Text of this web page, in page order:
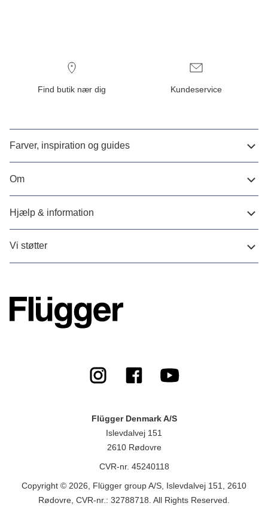
Find butik nær dig Kundeservice
Farver, inspiration og guides
Om
Hjælp & information
Vi støtter
Flügger Denmark A/S
Islevdalvej 151
2610 Rødovre
CVR-nr. 45240118
Copyright © 2026, Flügger group A/S, Islevdalvej 151, 2610
Rødovre, CVR-nr.: 32788718. All Rights Reserved.